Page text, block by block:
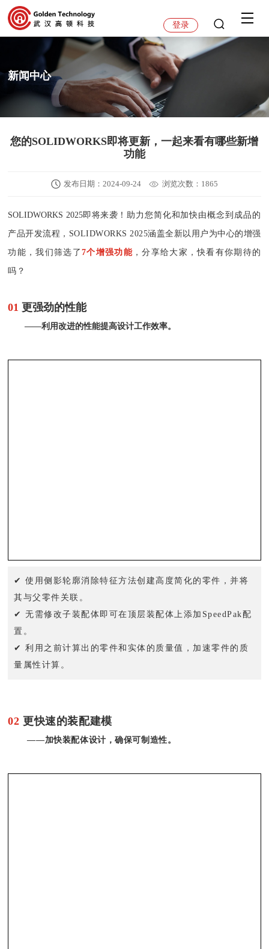
登录
新闻中心
您的SOLIDWORKS即将更新，一起来看有哪些新增
功能
发布日期：2024-09-24 浏览次数：1865
SOLIDWORKS 2025即将来袭！ 助力您简化和加快由概念到成品的
产品开发流程， SOLIDWORKS 2025涵盖全新以用户为中心的增强
功能，我们筛选了 7个增强功能，分享给大家，快看有你期待的
吗？
01 更强劲的性能
——利用改进的性能提高设计工作效率。
✔ 使用侧影轮廓消除特征方法创建高度简化的零件，并将
其与父零件关联。
✔ 无需修改子装配体即可在顶层装配体上添加SpeedPak配
置。
✔ 利用之前计算出的零件和实体的质量值，加速零件的质
量属性计算。
02 更快速的装配建模
——加快装配体设计，确保可制造性。